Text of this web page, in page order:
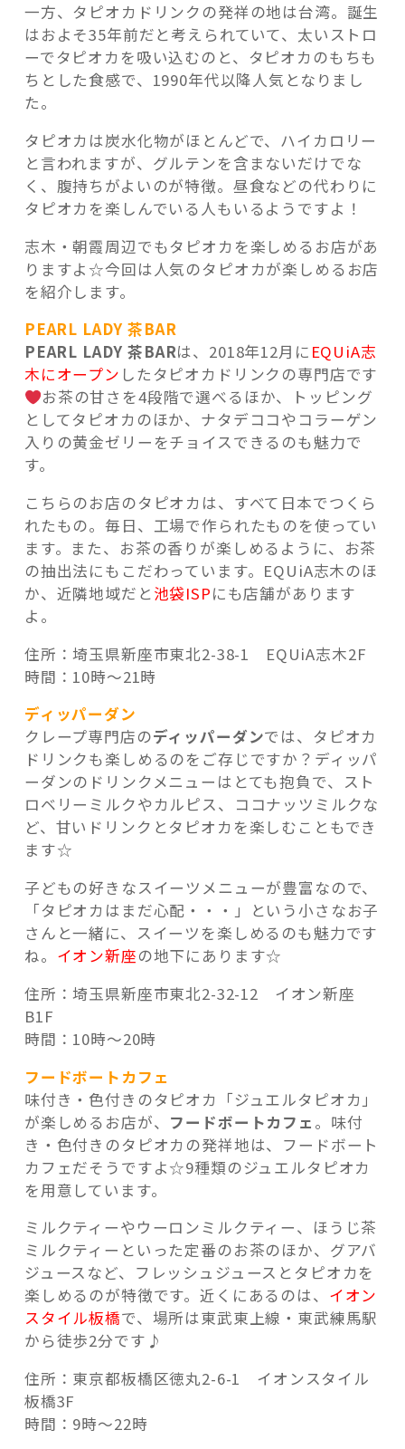
一方、タピオカドリンクの発祥の地は台湾。誕生
はおよそ35年前だと考えられていて、太いストロ
ーでタピオカを吸い込むのと、タピオカのもちも
ちとした食感で、1990年代以降人気となりまし
た。
タピオカは炭水化物がほとんどで、ハイカロリー
と言われますが、グルテンを含まないだけでな
く、腹持ちがよいのが特徴。昼食などの代わりに
タピオカを楽しんでいる人もいるようですよ！
志木・朝霞周辺でもタピオカを楽しめるお店があ
りますよ☆今回は人気のタピオカが楽しめるお店
を紹介します。
PEARL LADY 茶BAR
PEARL LADY 茶BARは、2018年12月に EQUiA志
木にオープン したタピオカドリンクの専門店です
お茶の甘さを4段階で選べるほか、トッピング
としてタピオカのほか、ナタデココやコラーゲン
入りの黄金ゼリーをチョイスできるのも魅力で
す。
こちらのお店のタピオカは、すべて日本でつくら
れたもの。毎日、工場で作られたものを使ってい
ます。また、お茶の香りが楽しめるように、お茶
の抽出法にもこだわっています。EQUiA志木のほ
か、近隣地域だと池袋ISPにも店舗があります
よ。
住所：埼玉県新座市東北2-38-1 EQUiA志木2F
時間：10時～21時
ディッパーダン
クレープ専門店のディッパーダンでは、タピオカ
ドリンクも楽しめるのをご存じですか？ディッパ
ーダンのドリンクメニューはとても抱負で、スト
ロベリーミルクやカルピス、ココナッツミルクな
ど、甘いドリンクとタピオカを楽しむこともでき
ます☆
子どもの好きなスイーツメニューが豊富なので、
「タピオカはまだ心配・・・」という小さなお子
さんと一緒に、スイーツを楽しめるのも魅力です
ね。 イオン新座の地下にあります☆
住所：埼玉県新座市東北2-32-12 イオン新座
B1F
時間：10時～20時
フードボートカフェ
味付き・色付きのタピオカ「ジュエルタピオカ」
が楽しめるお店が、 フードボートカフェ 。味付
き・色付きのタピオカの発祥地は、フードボート
カフェだそうですよ☆9種類のジュエルタピオカ
を用意しています。
ミルクティーやウーロンミルクティー、ほうじ茶
ミルクティーといった定番のお茶のほか、グアバ
ジュースなど、フレッシュジュースとタピオカを
楽しめるのが特徴です。近くにあるのは、 イオン
スタイル板橋で、場所は東武東上線・東武練馬駅
から徒歩2分です♪
住所：東京都板橋区徳丸2-6-1 イオンスタイル
板橋3F
時間：9時～22時